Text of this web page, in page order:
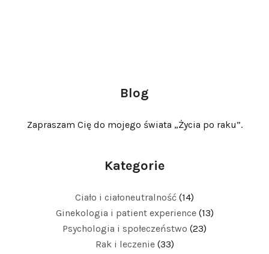
Blog
Zapraszam Cię do mojego świata „Życia po raku”.
Kategorie
Ciało i ciałoneutralność (14)
Ginekologia i patient experience(13)
Psychologia i społeczeństwo (23)
Rak i leczenie(33)